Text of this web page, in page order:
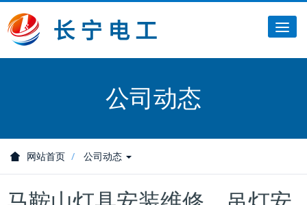
公司动态
网站首页 公司动态